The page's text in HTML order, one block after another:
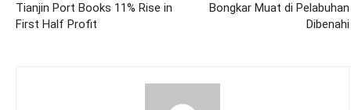
Tianjin Port Books 11% Rise in
First Half Profit
Bongkar Muat di Pelabuhan
Dibenahi